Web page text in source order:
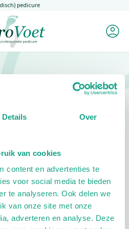
Details Over
van cookies
content en advertenties te
voor social media te bieden
te analyseren. Ook delen we
van onze site met onze
adverteren en analyse. Deze
gaanpedicure
de homepagina
Mijn
gevonden